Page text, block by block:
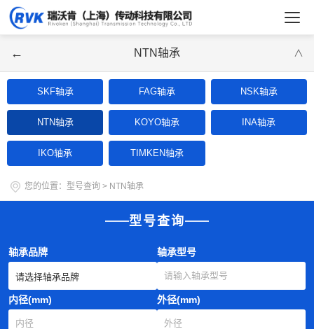
← NTN轴承 ∨
SKF轴承 FAG轴承 NSK轴承
NTN轴承 KOYO轴承 INA轴承
IKO轴承 TIMKEN轴承
您的位置： 型号查询 > NTN轴承
型号查询
轴承品牌 轴承型号
内径(mm) 外径(mm)